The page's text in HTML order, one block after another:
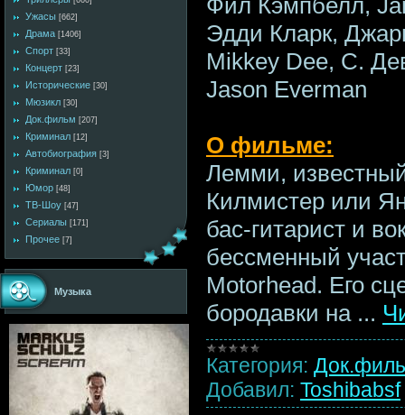
Ужасы [662]
Драма [1406]
Спорт [33]
Концерт [23]
Исторические [30]
Мюзикл [30]
Док.фильм [207]
Криминал [12]
Автобиография [3]
Криминал [0]
Юмор [48]
ТВ-Шоу [47]
Сериалы [171]
Прочее [7]
Музыка
Фил Кэмпбелл,
Эдди Кларк,
Mikkey Dee, С.
Jason Everman
О фильме:
Лемми,
Килмистер или
бас-гитарист и
бессменный
Motorhead. Его
бородавки на ...
Категория:
Добавил: Toshibabsf